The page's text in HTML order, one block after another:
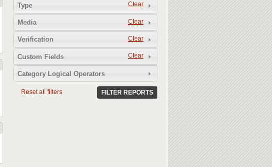
Revenge Killings (القتل بدافع الانتقام) 11
2
13
Clear
Type
Clear
Media
Clear
Verification
Clear
Custom Fields
Category Logical Operators
Reset all filters FILTER REPORTS